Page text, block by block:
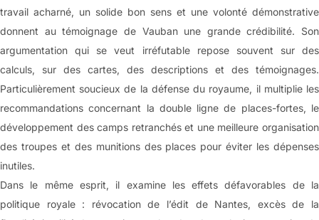
travail acharné, un solide bon sens et une volonté démonstrative
donnent au témoignage de Vauban une grande crédibilité. Son
argumentation qui se veut irréfutable repose souvent sur des
calculs, sur des cartes, des descriptions et des témoignages.
Particulièrement soucieux de la défense du royaume, il multiplie les
recommandations concernant la double ligne de places-fortes, le
développement des camps retranchés et une meilleure organisation
des troupes et des munitions des places pour éviter les dépenses
inutiles.
Dans le même esprit, il examine les effets défavorables de la
politique royale : révocation de l’édit de Nantes, excès de la